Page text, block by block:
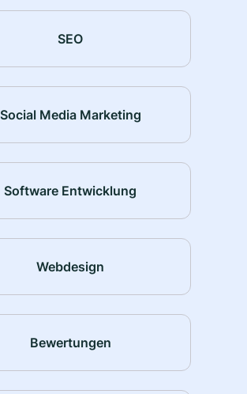
SEO
Social Media Marketing
Software Entwicklung
Webdesign
Bewertungen